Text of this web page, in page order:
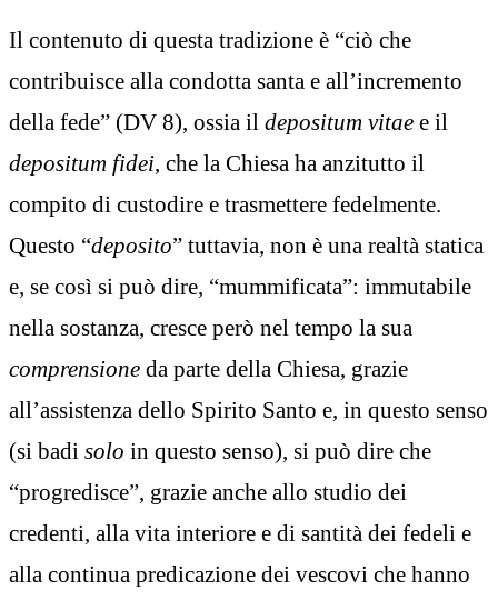
Il contenuto di questa tradizione è “ciò che
contribuisce alla condotta santa e all’incremento
della fede” (DV 8), ossia il depositum vitae e il
depositum fidei, che la Chiesa ha anzitutto il
compito di custodire e trasmettere fedelmente.
Questo “deposito” tuttavia, non è una realtà statica
e, se così si può dire, “mummificata”: immutabile
nella sostanza, cresce però nel tempo la sua
comprensione da parte della Chiesa, grazie
all’assistenza dello Spirito Santo e, in questo senso
(si badi solo in questo senso), si può dire che
“progredisce”, grazie anche allo studio dei
credenti, alla vita interiore e di santità dei fedeli e
alla continua predicazione dei vescovi che hanno